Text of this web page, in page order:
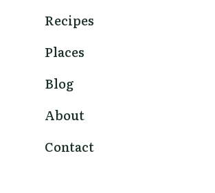
Recipes
Places
Blog
About
Contact